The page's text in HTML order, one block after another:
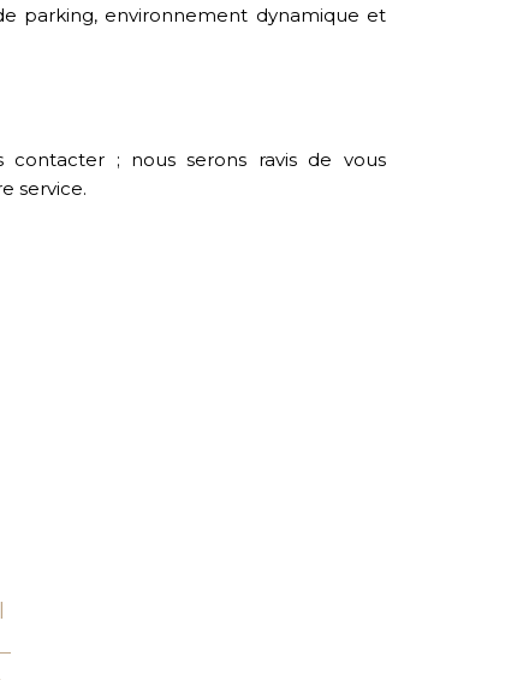
parking, environnement dynamique et
contacter ; nous serons ravis de vous
service.